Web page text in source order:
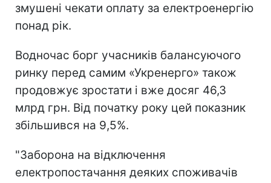
змушені чекати оплату за електроенергію
понад рік.
Водночас борг учасників балансуючого
ринку перед самим «Укренерго» також
продовжує зростати і вже досяг 46,3
млрд грн. Від початку року цей показник
збільшився на 9,5%.
"Заборона на відключення
електропостачання деяких споживачів